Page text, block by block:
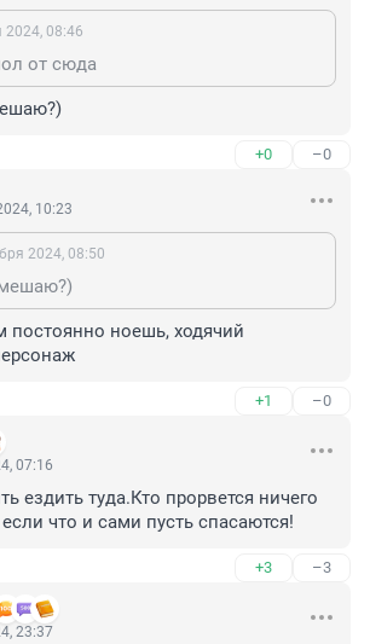
2024, 08:46
от сюда
+0 –0
10:23
2024, 08:50
постоянно ноешь, ходячий
+1 –0
07:16
ездить туда.Кто прорвется ничего
что и сами пусть спасаются!
+3 –3
23:37